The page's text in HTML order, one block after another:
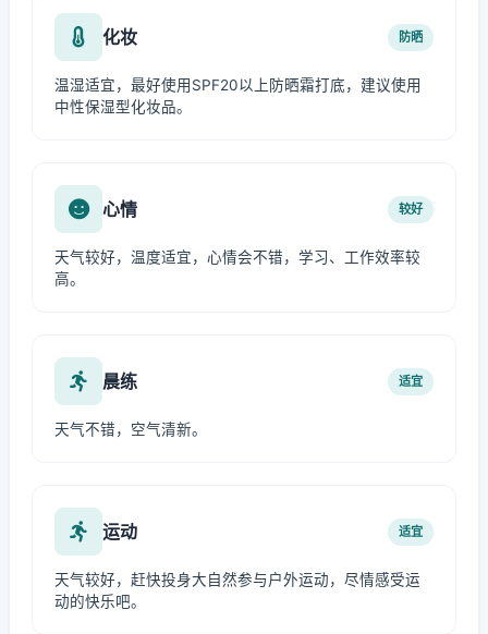
化妆 防晒
温湿适宜，最好使用SPF20以上防晒霜打底，建议使用
中性保湿型化妆品。
心情 较好
天气较好，温度适宜，心情会不错，学习、工作效率较
高。
晨练 适宜
天气不错，空气清新。
运动 适宜
天气较好，赶快投身大自然参与户外运动，尽情感受运
动的快乐吧。